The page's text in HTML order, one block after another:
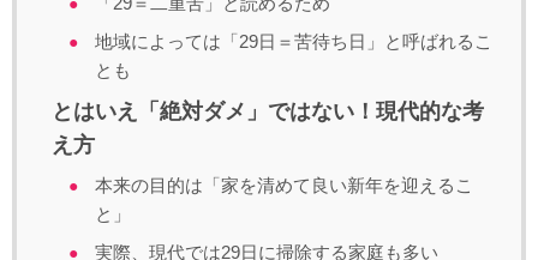
地域によっては「29日＝苦待ち日」と呼ばれるこ
とも
とはいえ「絶対ダメ」ではない！現代的な考
え方
本来の目的は「家を清めて良い新年を迎えるこ
と」
実際、現代では29日に掃除する家庭も多い